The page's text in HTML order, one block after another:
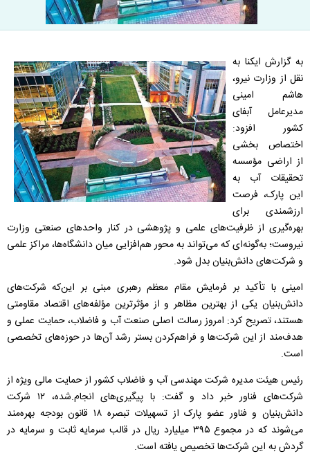
به گزارش ایکنا به
نقل از وزارت نیرو،
هاشم امینی
مدیرعامل آبفای
کشور افزود:
اختصاص بخشی
از اراضی مؤسسه
تحقیقات آب به
این پارک، فرصت
ارزشمندی برای
بهره‌گیری از ظرفیت‌های علمی و پژوهشی در کنار واحدهای صنعتی وزارت
نیروست؛ به‌گونه‌ای که می‌تواند به محور هم‌افزایی میان دانشگاه‌ها، مراکز علمی
و شرکت‌های دانش‌بنیان بدل شود.
امینی با تأکید بر فرمایش مقام معظم رهبری مبنی بر این‌که شرکت‌های
دانش‌بنیان یکی از بهترین مظاهر و از مؤثرترین مؤلفه‌های اقتصاد مقاومتی
هستند، تصریح کرد: امروز رسالت اصلی صنعت آب و فاضلاب، حمایت عملی و
هدف‌مند از این شرکت‌ها و فراهم‌کردن بستر رشد آن‌ها در حوزه‌های تخصصی
است.
رئیس هیئت مدیره شرکت مهندسی آب و فاضلاب کشور از حمایت مالی ویژه از
شرکت‌های فناور خبر داد و گفت: با پیگیری‌های انجام.شده، ۱۲ شرکت
دانش‌بنیان و فناور عضو پارک از تسهیلات تبصره ۱۸ قانون بودجه بهره‌مند
می‌شوند که در مجموع ۳۹۵ میلیارد ریال در قالب سرمایه ثابت و سرمایه در
گردش به این شرکت‌ها تخصیص یافته است.